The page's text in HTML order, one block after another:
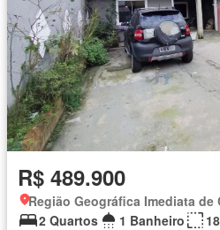
R$ 489.900
2 Quartos
1 Banheiro